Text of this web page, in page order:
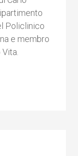
Policlinico
e membro